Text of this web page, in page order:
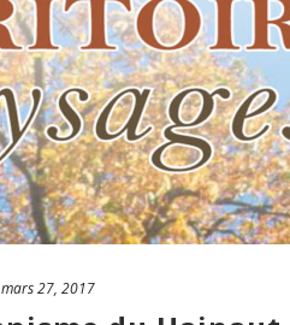
mars 27, 2017